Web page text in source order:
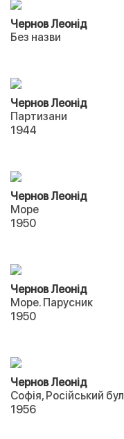
Чернов Леонід
Без назви
Чернов Леонід
Партизани
1944
Чернов Леонід
Море
1950
Чернов Леонід
Море. Парусник
1950
Чернов Леонід
Софія, Російський
1956